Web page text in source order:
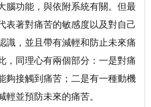
腦功能，與依附系統有關。但最
表著對痛苦的敏感度以及對自己
識，並且帶有減輕和防止未來痛
，同理心有兩個部分：一是對痛
夠接觸到痛苦；二是有一種動機
輕並預防未來的痛苦。